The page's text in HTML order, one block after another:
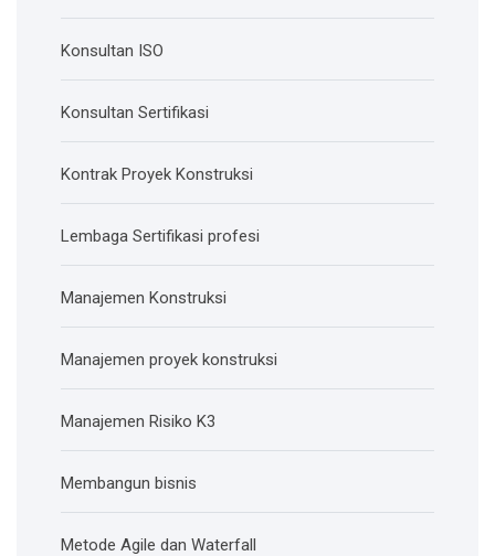
Konsultan ISO
Konsultan Sertifikasi
Kontrak Proyek Konstruksi
Lembaga Sertifikasi profesi
Manajemen Konstruksi
Manajemen proyek konstruksi
Manajemen Risiko K3
Membangun bisnis
Metode Agile dan Waterfall